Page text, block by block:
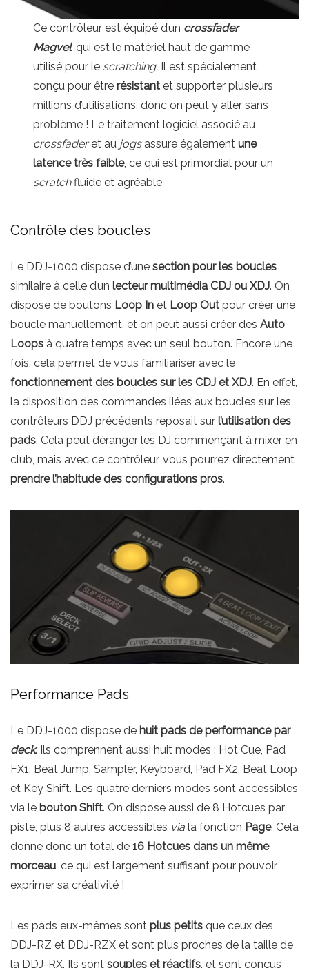
Ce contrôleur est équipé d’un crossfader
Magvel, qui est le matériel haut de gamme
utilisé pour le scratching. Il est spécialement
conçu pour êtrerésistantet supporter plusieurs
millions d’utilisations, donc on peut y aller sans
problème ! Le traitement logiciel associé au
crossfaderet au jogsassure égalementune
latence très faible, ce qui est primordial pour un
scratchfluide et agréable.
Contrôle des boucles
Le DDJ-1000 dispose d’une section pour les boucles
similaire à celle d’un lecteur multimédia CDJ ou XDJ. On
dispose de boutons Loop In et Loop Out pour créer une
boucle manuellement, et on peut aussi créer des Auto
Loops à quatre temps avec un seul bouton. Encore une
fois, cela permet de vous familiariser avec le
fonctionnement des boucles sur les CDJ et XDJ. En effet,
la disposition des commandes liées aux boucles sur les
contrôleurs DDJ précédents reposait sur l’utilisation des
pads. Cela peut déranger les DJ commençant à mixer en
club, mais avec ce contrôleur, vous pourrez directement
prendre l’habitude des configurations pros.
Performance Pads
Le DDJ-1000 dispose de huit pads de performance par
deck. Ils comprennent aussi huit modes : Hot Cue, Pad
FX1, Beat Jump, Sampler, Keyboard, Pad FX2, Beat Loop
et Key Shift. Les quatre derniers modes sont accessibles
via le bouton Shift. On dispose aussi de 8 Hotcues par
piste, plus 8 autres accessibles via la fonction Page. Cela
donne donc un total de 16 Hotcues dans un même
morceau , ce qui est largement suffisant pour pouvoir
exprimer sa créativité !
Les pads eux-mêmes sont plus petits que ceux des
DDJ-RZ et DDJ-RZX et sont plus proches de la taille de
la DDJ-RX. Ils sont souples et réactifs , et sont conçus